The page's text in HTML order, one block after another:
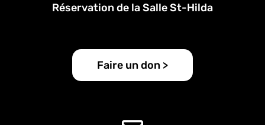
Réservation de la Salle St-Hilda
Faire un don >